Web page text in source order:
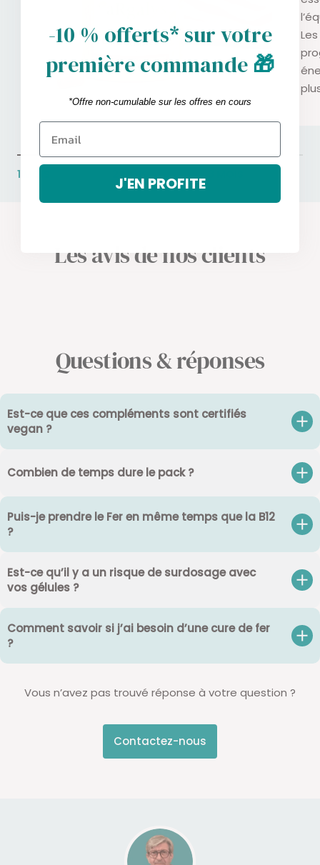
1 MOIS
Les avis de nos clients
Questions & réponses
Est-ce que ces compléments sont certifiés
vegan ?
Combien de temps dure le pack ?
Puis-je prendre le Fer en même temps que la B12
?
Est-ce qu’il y a un risque de surdosage avec
vos gélules ?
Comment savoir si j’ai besoin d’une cure de fer
?
Vous n’avez pas trouvé réponse à votre question ?
Contactez-nous
-10 % offerts* sur votre
première commande🎁
*Offre non-cumulable sur les offres en cours
J'EN PROFITE